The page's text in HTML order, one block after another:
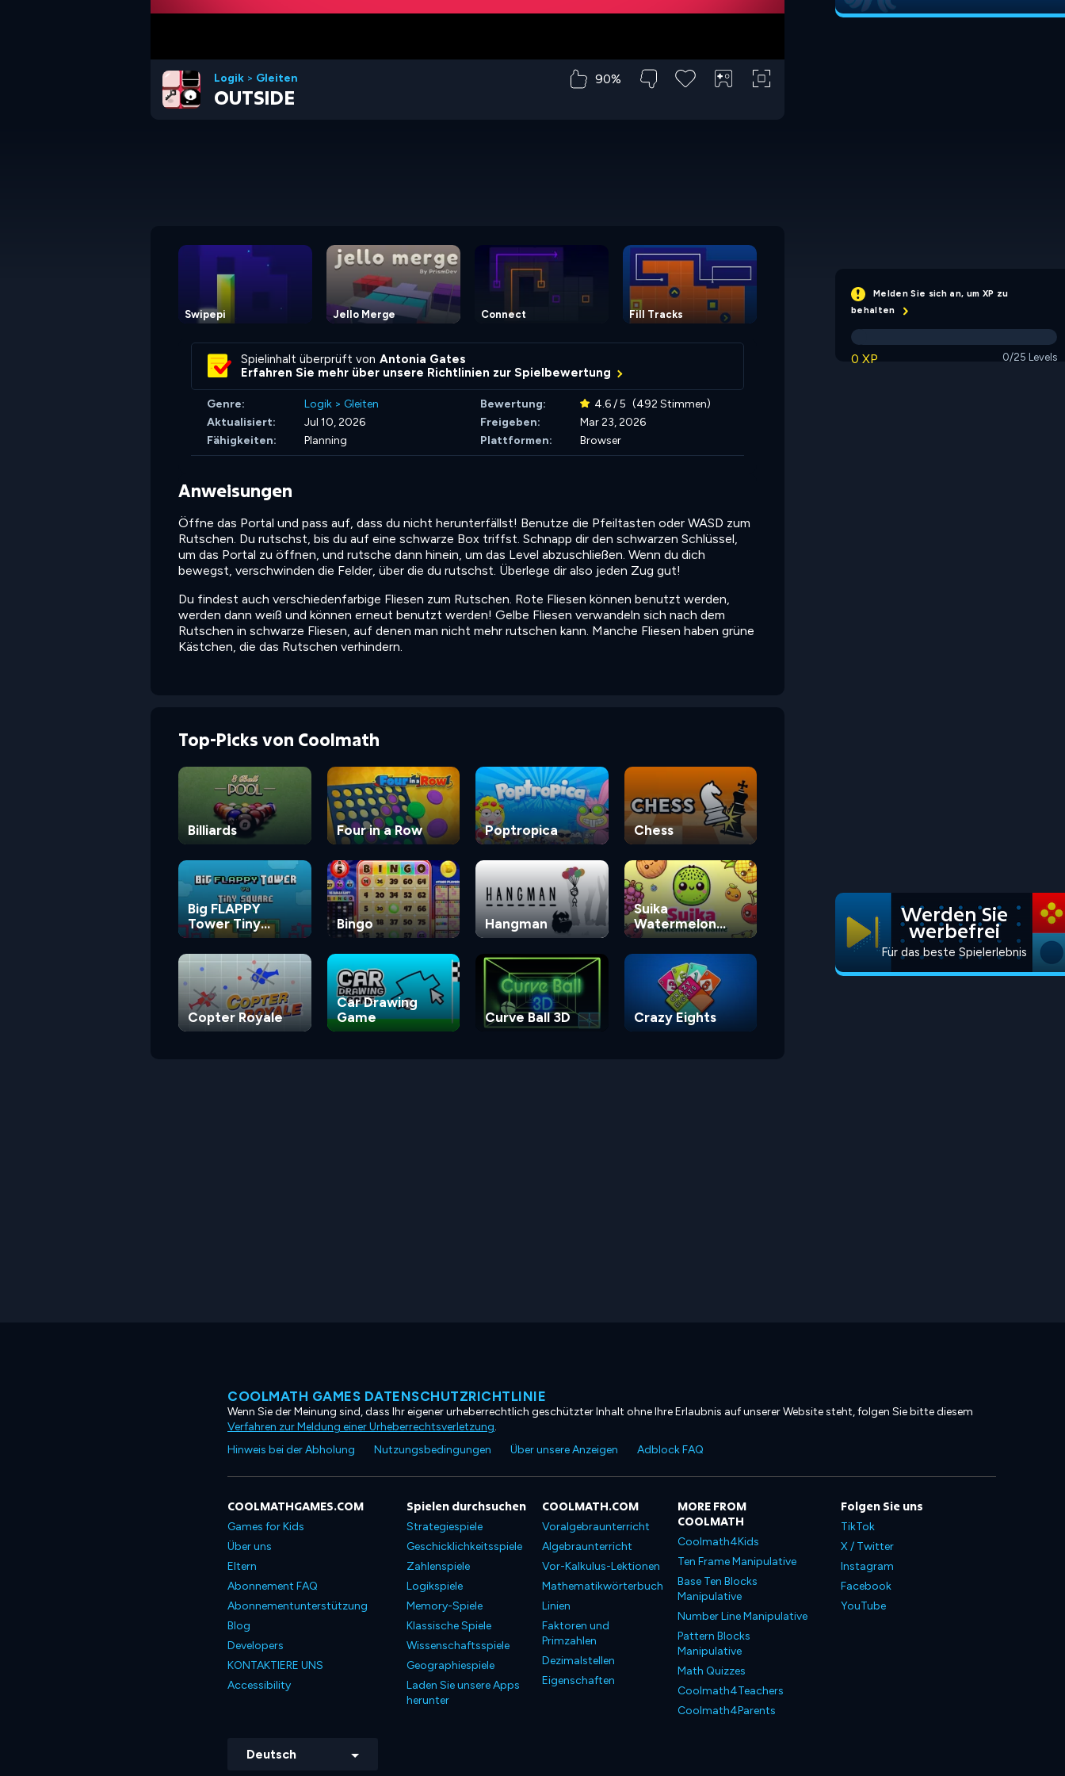
Logik > Gleiten 90%
OUTSIDE
Swipepi Jello Merge Connect Fill Tracks
Spielinhalt überprüft von Antonia Gates
Erfahren Sie mehr über unsere Richtlinien zur Spielbewertung
Genre: Logik > Gleiten Bewertung: 4.6 / 5 (492 Stimmen)
Aktualisiert:
Jul 10, 2026 Freigeben:
Mar 23, 2026
Fähigkeiten:
Planning Plattformen: Browser
Anweisungen
Öffne das Portal und pass auf, dass du nicht herunterfällst! Benutze die Pfeiltasten oder WASD zum
Rutschen. Du rutschst, bis du auf eine schwarze Box triffst. Schnapp dir den schwarzen Schlüssel,
um das Portal zu öffnen, und rutsche dann hinein, um das Level abzuschließen. Wenn du dich
bewegst, verschwinden die Felder, über die du rutschst. Überlege dir also jeden Zug gut!
Du findest auch verschiedenfarbige Fliesen zum Rutschen. Rote Fliesen können benutzt werden,
werden dann weiß und können erneut benutzt werden! Gelbe Fliesen verwandeln sich nach dem
Rutschen in schwarze Fliesen, auf denen man nicht mehr rutschen kann. Manche Fliesen haben grüne
Kästchen, die das Rutschen verhindern.
Top-Picks von Coolmath
Billiards Four in a Row Poptropica Chess
Big FLAPPY
Tower Tiny
Square
Bingo Hangman
Suika
Watermelon
Game
Copter Royale
Car Drawing
Game
Curve Ball 3D Crazy Eights
Melden Sie sich an, um XP zu
behalten
0 XP 0/25 Levels
Werden Sie
werbefrei
Für das beste Spielerlebnis
COOLMATH GAMES DATENSCHUTZRICHTLINIE
Wenn Sie der Meinung sind, dass Ihr eigener urheberrechtlich geschützter Inhalt ohne Ihre Erlaubnis auf unserer Website steht, folgen Sie bitte diesem
Verfahren zur Meldung einer Urheberrechtsverletzung.
Hinweis bei der Abholung
Nutzungsbedingungen Über unsere Anzeigen Adblock FAQ
COOLMATHGAMES.COM
Games for Kids
Über uns
Eltern
Abonnement FAQ
Abonnementunterstützung
Blog
Developers
KONTAKTIERE UNS
Accessibility
Spielen durchsuchen
Strategiespiele
Geschicklichkeitsspiele
Zahlenspiele
Logikspiele
Memory-Spiele
Klassische Spiele
Wissenschaftsspiele
Geographiespiele
Laden Sie unsere Apps
herunter
COOLMATH.COM
Voralgebraunterricht
Algebraunterricht
Vor-Kalkulus-Lektionen
Mathematikwörterbuch
Linien
Faktoren und
Primzahlen
Dezimalstellen
Eigenschaften
MORE FROM
COOLMATH
Coolmath4Kids
Ten Frame Manipulative
Base Ten Blocks
Manipulative
Number Line Manipulative
Pattern Blocks
Manipulative
Math Quizzes
Coolmath4Teachers
Coolmath4Parents
Folgen Sie uns
TikTok
X / Twitter
Instagram
Facebook
YouTube
Deutsch